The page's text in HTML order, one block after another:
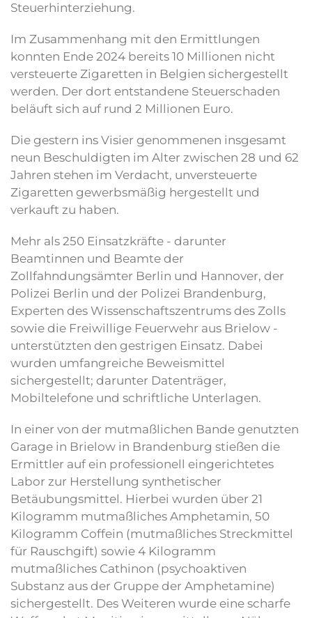
Steuerhinterziehung.
Im Zusammenhang mit den Ermittlungen
konnten Ende 2024 bereits 10 Millionen nicht
versteuerte Zigaretten in Belgien sichergestellt
werden. Der dort entstandene Steuerschaden
beläuft sich auf rund 2 Millionen Euro.
Die gestern ins Visier genommenen insgesamt
neun Beschuldigten im Alter zwischen 28 und 62
Jahren stehen im Verdacht, unversteuerte
Zigaretten gewerbsmäßig hergestellt und
verkauft zu haben.
Mehr als 250 Einsatzkräfte - darunter
Beamtinnen und Beamte der
Zollfahndungsämter Berlin und Hannover, der
Polizei Berlin und der Polizei Brandenburg,
Experten des Wissenschaftszentrums des Zolls
sowie die Freiwillige Feuerwehr aus Brielow -
unterstützten den gestrigen Einsatz. Dabei
wurden umfangreiche Beweismittel
sichergestellt; darunter Datenträger,
Mobiltelefone und schriftliche Unterlagen.
In einer von der mutmaßlichen Bande genutzten
Garage in Brielow in Brandenburg stießen die
Ermittler auf ein professionell eingerichtetes
Labor zur Herstellung synthetischer
Betäubungsmittel. Hierbei wurden über 21
Kilogramm mutmaßliches Amphetamin, 50
Kilogramm Coffein (mutmaßliches Streckmittel
für Rauschgift) sowie 4 Kilogramm
mutmaßliches Cathinon (psychoaktiven
Substanz aus der Gruppe der Amphetamine)
sichergestellt. Des Weiteren wurde eine scharfe